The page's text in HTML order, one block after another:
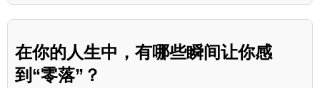
在你的人生中，有哪些瞬间让你感
到“零落”？